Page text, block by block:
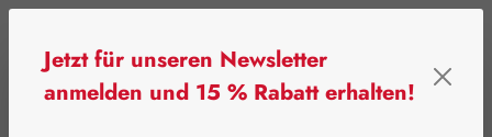
Jetzt für unseren Newsletter
anmelden und 15 % Rabatt erhalten!